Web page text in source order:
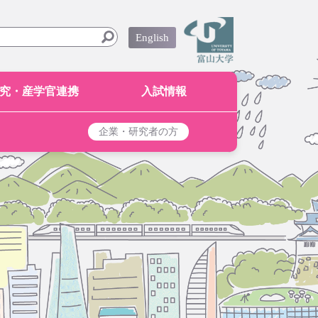
English
・産学官連携 入試情報
企業・研究者の方